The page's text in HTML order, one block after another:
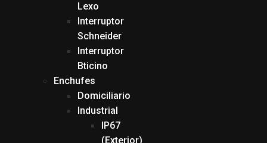
Lexo
Interruptor
Schneider
Interruptor
Bticino
Enchufes
Domiciliario
Industrial
IP67
(Exterior)